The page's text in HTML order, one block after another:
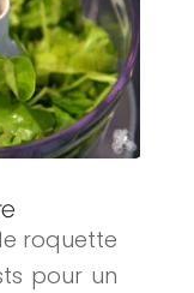
roquette
pour un